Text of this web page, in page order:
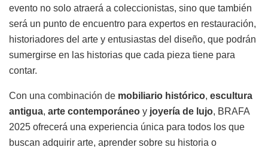
evento no solo atraerá a coleccionistas, sino que también
será un punto de encuentro para expertos en restauración,
historiadores del arte y entusiastas del diseño, que podrán
sumergirse en las historias que cada pieza tiene para
contar.
Con una combinación de mobiliario histórico, escultura
antigua, arte contemporáneo y joyería de lujo, BRAFA
2025 ofrecerá una experiencia única para todos los que
buscan adquirir arte, aprender sobre su historia o